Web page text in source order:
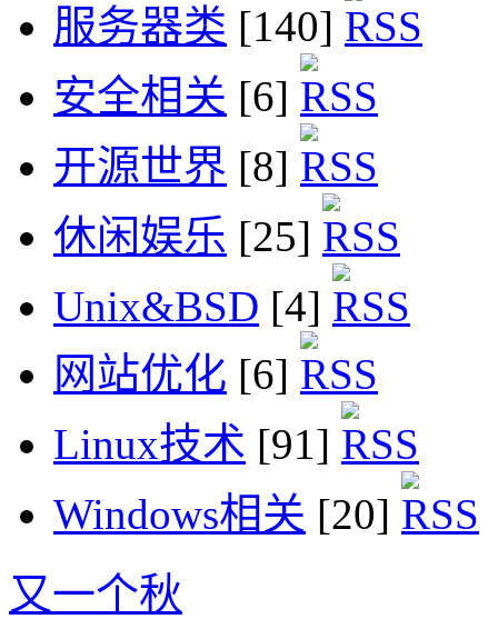
服务器类 [140]
安全相关 [6]
开源世界 [8]
休闲娱乐 [25]
Unix&BSD [4]
网站优化 [6]
Linux技术 [91]
Windows相关 [20]
又一个秋